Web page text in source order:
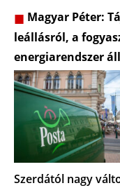
Magyar Péter:
leállásról, a
energiarendszer
Szerdától nagy